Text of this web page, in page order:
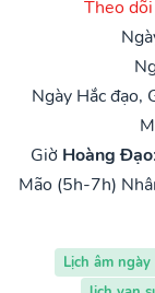
Theo
Ngày Hắc đạo,
Giờ Hoàng Đạo:
Mão (5h-7h)
Lịch âm